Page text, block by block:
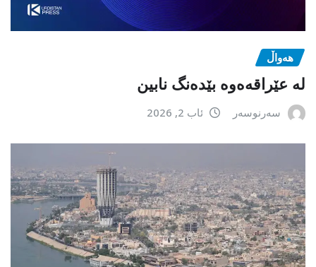
هەواڵ
لە عێراقەەوە بێدەنگ نابین
سەرنوسەر ئاب 2, 2026